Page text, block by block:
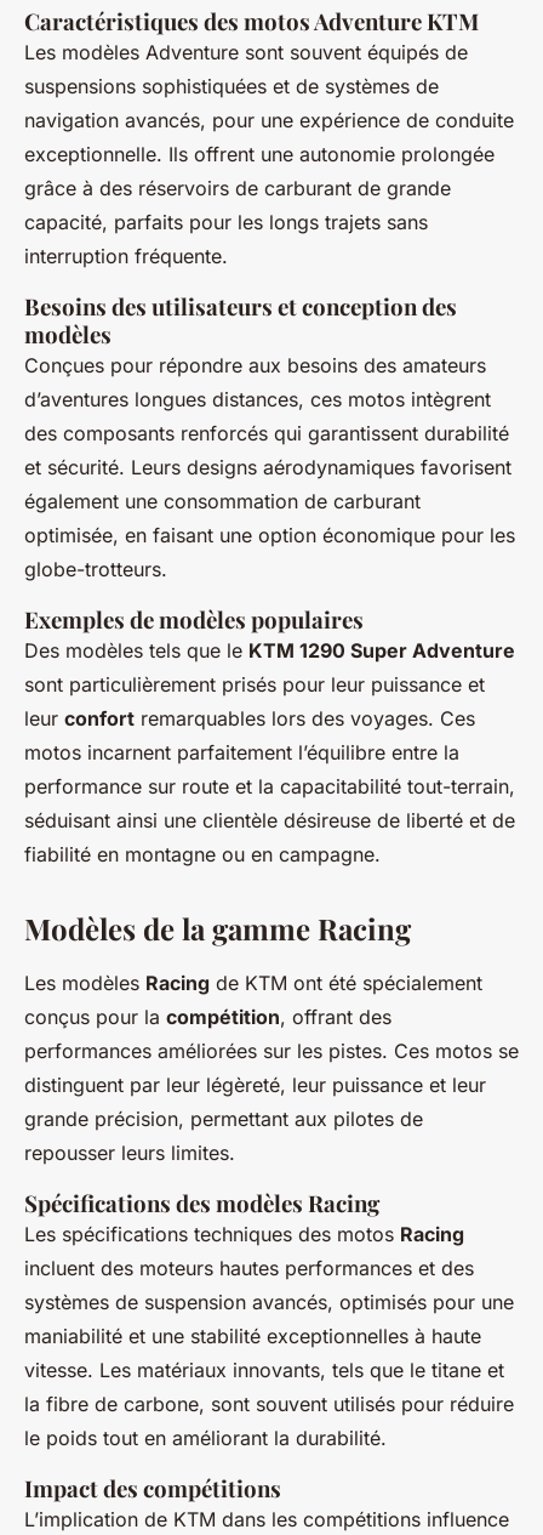
Caractéristiques des motos Adventure KTM
Les modèles Adventure sont souvent équipés de
suspensions sophistiquées et de systèmes de
navigation avancés, pour une expérience de conduite
exceptionnelle. Ils offrent une autonomie prolongée
grâce à des réservoirs de carburant de grande
capacité, parfaits pour les longs trajets sans
interruption fréquente.
Besoins des utilisateurs et conception des
modèles
Conçues pour répondre aux besoins des amateurs
d’aventures longues distances, ces motos intègrent
des composants renforcés qui garantissent durabilité
et sécurité. Leurs designs aérodynamiques favorisent
également une consommation de carburant
optimisée, en faisant une option économique pour les
globe-trotteurs.
Exemples de modèles populaires
Des modèles tels que le KTM 1290 Super Adventure
sont particulièrement prisés pour leur puissance et
leur confort remarquables lors des voyages. Ces
motos incarnent parfaitement l’équilibre entre la
performance sur route et la capacitabilité tout-terrain,
séduisant ainsi une clientèle désireuse de liberté et de
fiabilité en montagne ou en campagne.
Modèles de la gamme Racing
Les modèles Racing de KTM ont été spécialement
conçus pour la compétition, offrant des
performances améliorées sur les pistes. Ces motos se
distinguent par leur légèreté, leur puissance et leur
grande précision, permettant aux pilotes de
repousser leurs limites.
Spécifications des modèles Racing
Les spécifications techniques des motos Racing
incluent des moteurs hautes performances et des
systèmes de suspension avancés, optimisés pour une
maniabilité et une stabilité exceptionnelles à haute
vitesse. Les matériaux innovants, tels que le titane et
la fibre de carbone, sont souvent utilisés pour réduire
le poids tout en améliorant la durabilité.
Impact des compétitions
L’implication de KTM dans les compétitions influence